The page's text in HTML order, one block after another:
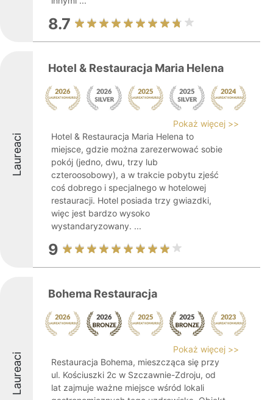
8.7
Laureaci
Hotel & Restauracja Maria Helena
Pokaż więcej >>
Hotel & Restauracja Maria Helena to
miejsce, gdzie można zarezerwować sobie
pokój (jedno, dwu, trzy lub
czteroosobowy), a w trakcie pobytu zjeść
coś dobrego i specjalnego w hotelowej
restauracji. Hotel posiada trzy gwiazdki,
więc jest bardzo wysoko
wystandaryzowany. ...
9
Laureaci
Bohema Restauracja
Pokaż więcej >>
Restauracja Bohema, mieszcząca się przy
ul. Kościuszki 2c w Szczawnie-Zdroju, od
lat zajmuje ważne miejsce wśród lokali